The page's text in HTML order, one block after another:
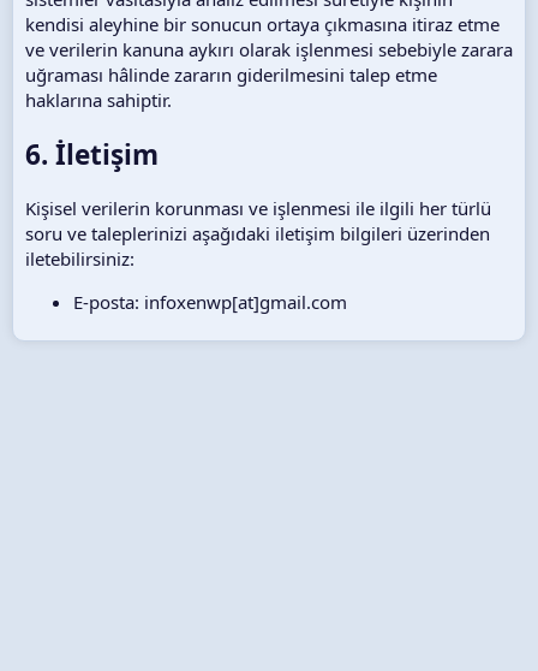
kendisi aleyhine bir sonucun ortaya çıkmasına itiraz etme
ve verilerin kanuna aykırı olarak işlenmesi sebebiyle zarara
uğraması hâlinde zararın giderilmesini talep etme
haklarına sahiptir.
6. İletişim
Kişisel verilerin korunması ve işlenmesi ile ilgili her türlü
soru ve taleplerinizi aşağıdaki iletişim bilgileri üzerinden
iletebilirsiniz:
E-posta: infoxenwp[at]gmail.com